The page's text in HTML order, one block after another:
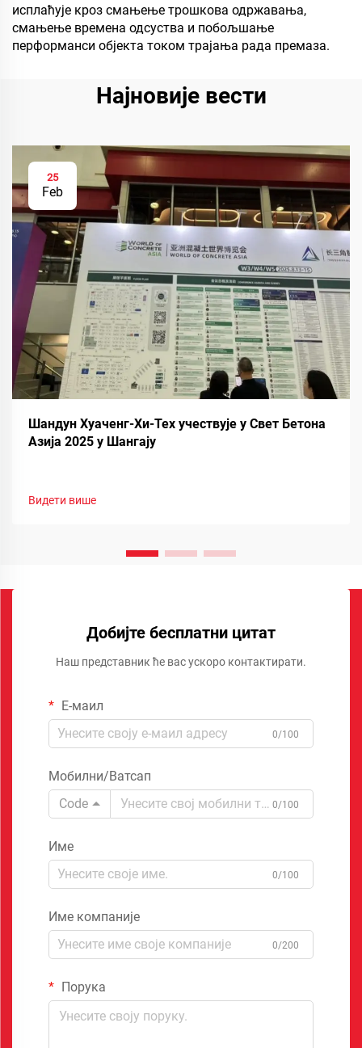
исплаћује кроз смањење трошкова одржавања,
смањење времена одсуства и побољшање
перформанси објекта током трајања рада премаза.
Најновије вести
25
Feb
Шандун Хуаченг-Хи-Тех учествује у Свет Бетона
Азија 2025 у Шангају
Видети више
Добијте бесплатни цитат
Наш представник ће вас ускоро контактирати.
Е-маил
0/100
Мобилни/Ватсап
Code
0/100
Име
0/100
Име компаније
0/200
Порука